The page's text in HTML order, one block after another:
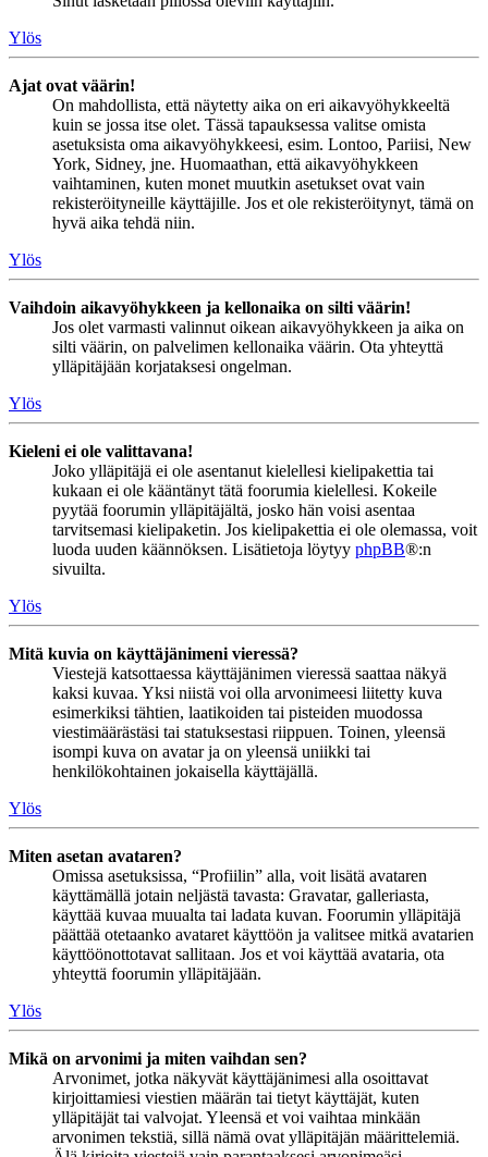
Ylös
Ajat ovat väärin!
On mahdollista, että näytetty aika on eri aikavyöhykkeeltä
kuin se jossa itse olet. Tässä tapauksessa valitse omista
asetuksista oma aikavyöhykkeesi, esim. Lontoo, Pariisi, New
York, Sidney, jne. Huomaathan, että aikavyöhykkeen
vaihtaminen, kuten monet muutkin asetukset ovat vain
rekisteröityneille käyttäjille. Jos et ole rekisteröitynyt, tämä on
hyvä aika tehdä niin.
Ylös
Vaihdoin aikavyöhykkeen ja kellonaika on silti väärin!
Jos olet varmasti valinnut oikean aikavyöhykkeen ja aika on
silti väärin, on palvelimen kellonaika väärin. Ota yhteyttä
ylläpitäjään korjataksesi ongelman.
Ylös
Kieleni ei ole valittavana!
Joko ylläpitäjä ei ole asentanut kielellesi kielipakettia tai
kukaan ei ole kääntänyt tätä foorumia kielellesi. Kokeile
pyytää foorumin ylläpitäjältä, josko hän voisi asentaa
tarvitsemasi kielipaketin. Jos kielipakettia ei ole olemassa, voit
luoda uuden käännöksen. Lisätietoja löytyy phpBB®:n
sivuilta.
Ylös
Mitä kuvia on käyttäjänimeni vieressä?
Viestejä katsottaessa käyttäjänimen vieressä saattaa näkyä
kaksi kuvaa. Yksi niistä voi olla arvonimeesi liitetty kuva
esimerkiksi tähtien, laatikoiden tai pisteiden muodossa
viestimäärästäsi tai statuksestasi riippuen. Toinen, yleensä
isompi kuva on avatar ja on yleensä uniikki tai
henkilökohtainen jokaisella käyttäjällä.
Ylös
Miten asetan avataren?
Omissa asetuksissa, “Profiilin” alla, voit lisätä avataren
käyttämällä jotain neljästä tavasta: Gravatar, galleriasta,
käyttää kuvaa muualta tai ladata kuvan. Foorumin ylläpitäjä
päättää otetaanko avataret käyttöön ja valitsee mitkä avatarien
käyttöönottotavat sallitaan. Jos et voi käyttää avataria, ota
yhteyttä foorumin ylläpitäjään.
Ylös
Mikä on arvonimi ja miten vaihdan sen?
Arvonimet, jotka näkyvät käyttäjänimesi alla osoittavat
kirjoittamiesi viestien määrän tai tietyt käyttäjät, kuten
ylläpitäjät tai valvojat. Yleensä et voi vaihtaa minkään
arvonimen tekstiä, sillä nämä ovat ylläpitäjän määrittelemiä.